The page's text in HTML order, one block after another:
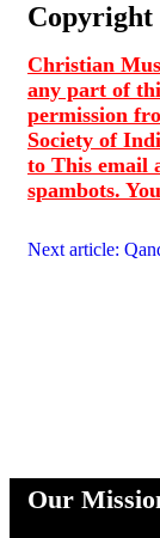
Copyright
Christian
any part of
permission
Society of
to This email
spambots.
Next article:
Our